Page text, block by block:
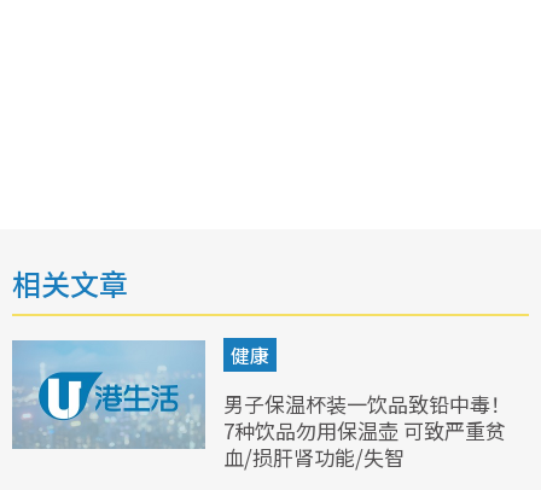
相关文章
健康
男子保温杯装一饮品致铅中毒！
7种饮品勿用保温壶 可致严重贫
血/损肝肾功能/失智